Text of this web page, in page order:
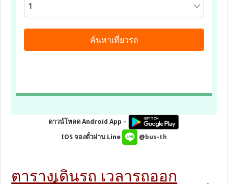
ดาวน์โหลด Android App –
IOS จองตั๋วผ่าน Line
@bus-th
ตารางเดินรถ เวลารถออก